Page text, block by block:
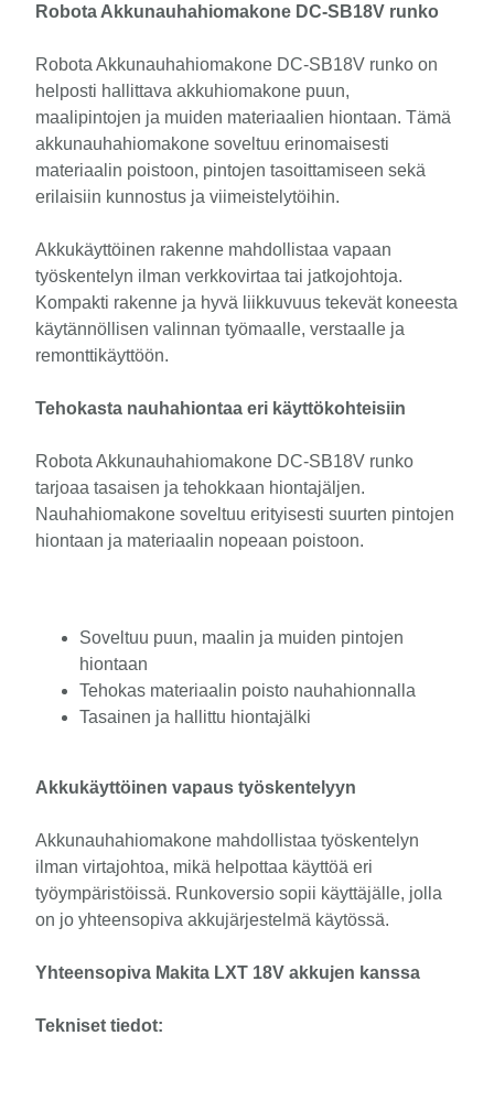
Robota Akkunauhahiomakone DC-SB18V runko
Robota Akkunauhahiomakone DC-SB18V runko on
helposti hallittava akkuhiomakone puun,
maalipintojen ja muiden materiaalien hiontaan. Tämä
akkunauhahiomakone soveltuu erinomaisesti
materiaalin poistoon, pintojen tasoittamiseen sekä
erilaisiin kunnostus ja viimeistelytöihin.
Akkukäyttöinen rakenne mahdollistaa vapaan
työskentelyn ilman verkkovirtaa tai jatkojohtoja.
Kompakti rakenne ja hyvä liikkuvuus tekevät koneesta
käytännöllisen valinnan työmaalle, verstaalle ja
remonttikäyttöön.
Tehokasta nauhahiontaa eri käyttökohteisiin
Robota Akkunauhahiomakone DC-SB18V runko
tarjoaa tasaisen ja tehokkaan hiontajäljen.
Nauhahiomakone soveltuu erityisesti suurten pintojen
hiontaan ja materiaalin nopeaan poistoon.
Soveltuu puun, maalin ja muiden pintojen
hiontaan
Tehokas materiaalin poisto nauhahionnalla
Tasainen ja hallittu hiontajälki
Akkukäyttöinen vapaus työskentelyyn
Akkunauhahiomakone mahdollistaa työskentelyn
ilman virtajohtoa, mikä helpottaa käyttöä eri
työympäristöissä. Runkoversio sopii käyttäjälle, jolla
on jo yhteensopiva akkujärjestelmä käytössä.
Yhteensopiva Makita LXT 18V akkujen kanssa
Tekniset tiedot: